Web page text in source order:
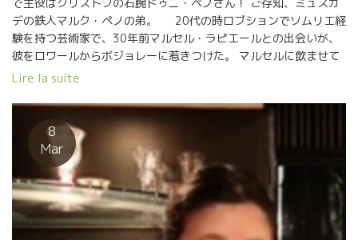
デの鉄人マルク・ペノの弟。 20代の時ロブションでソムリエ経
験を持つ芸術家で、30年前マルセル・ラピエールとの出会いが、
彼をロワールからボジョレーに惹きつけた。 マルセルに飲ませて
もらったモルゴン1984年でガメイの魅力に取り憑かれたらしい。
の新しいプロジェクトを熱く語ってくれた。 さて今年は開花は
コート・ド・ブルイィは6月上旬、フルーリーはちょうど今開花終
わったところ。 雨が多く、最近気温も上がってきたのでベト病の
恐れがあったが、今年は風が強く、ぶどうの湿気を 飛ばしてくれ
て、ぶどうは健全に育っている。 2018年収穫は、ヌーヴォーで8
月末、ヴィラージュで9月上旬くらいとのこと。 3週間前に瓶詰め
したばかりの2017年キュヴェを試飲したが、2017年はサンタム
ールと コート・ド・ブルイィ以外の区画は雹害にあった。 最終的
Lire la suite
8
Mar